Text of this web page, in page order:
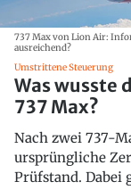
737 Max von Lion Air:
ausreichend?
Umstrittene Steuerung
Was wusste
737 Max?
Nach zwei 737-
ursprüngliche
Prüfstand. Dabei